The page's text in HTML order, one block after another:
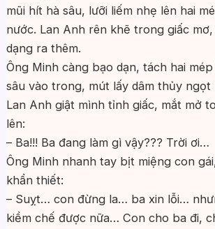
mũi hít hà sâu, lưỡi liếm nhẹ lên hai
nước. Lan Anh rên khẽ trong giấc
dạng ra thêm.
Ông Minh càng bạo dạn, tách hai
sâu vào trong, mút lấy dâm thủy ngọt
Lan Anh giật mình tỉnh giấc, mắt mở
lên:
– Ba!!! Ba đang làm gì vậy??? Trời ơi…
Ông Minh nhanh tay bịt miệng con
khẩn thiết:
– Suỵt… con đừng la… ba xin lỗi…
kiềm chế được nữa… Con cho ba đi,